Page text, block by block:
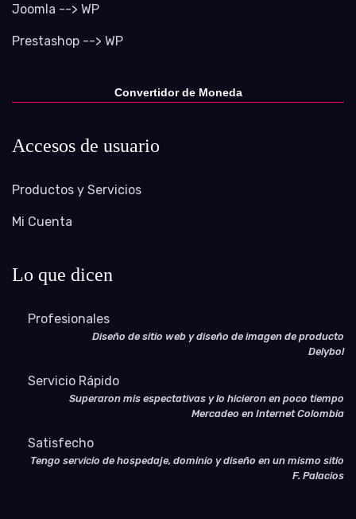
Joomla --> WP
Prestashop --> WP
Convertidor de Moneda
Accesos de usuario
Productos y Servicios
Mi Cuenta
Lo que dicen
Profesionales
Diseño de sitio web y diseño de imagen de producto
Delybol
Servicio Rápido
Superaron mis espectativas y lo hicieron en poco tiempo
Mercadeo en Internet Colombia
Satisfecho
Tengo servicio de hospedaje, dominio y diseño en un mismo sitio
F. Palacios